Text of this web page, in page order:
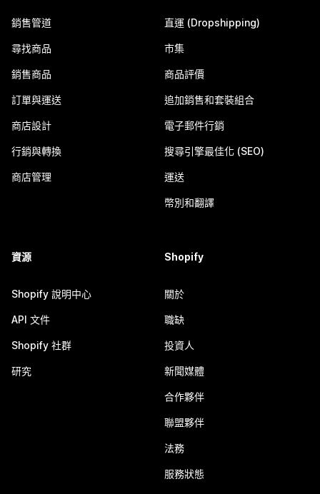
銷售管道
尋找商品
銷售商品
訂單與運送
商店設計
行銷與轉換
商店管理
直運 (Dropshipping)
市集
商品評價
追加銷售和套裝組合
電子郵件行銷
搜尋引擎最佳化 (SEO)
運送
幣別和翻譯
資源
Shopify 說明中心
API 文件
Shopify 社群
研究
Shopify
關於
職缺
投資人
新聞媒體
合作夥伴
聯盟夥伴
法務
服務狀態